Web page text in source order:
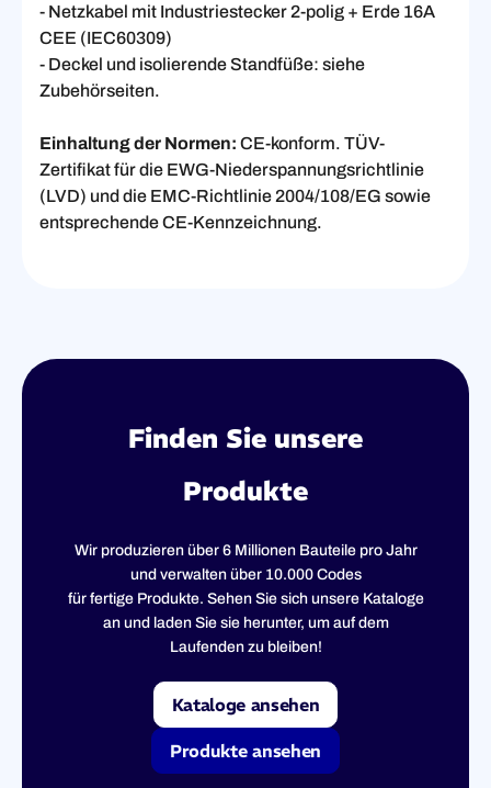
- Netzkabel mit Industriestecker 2-polig + Erde 16A
CEE (IEC60309)
- Deckel und isolierende Standfüße: siehe
Zubehörseiten.
Einhaltung der Normen: CE-konform. TÜV-
Zertifikat für die EWG-Niederspannungsrichtlinie
(LVD) und die EMC-Richtlinie 2004/108/EG sowie
entsprechende CE-Kennzeichnung.
Finden Sie unsere
Produkte
Wir produzieren über 6 Millionen Bauteile pro Jahr
und verwalten über 10.000 Codes
für fertige Produkte. Sehen Sie sich unsere Kataloge
an und laden Sie sie herunter, um auf dem
Laufenden zu bleiben!
Kataloge ansehen
Produkte ansehen